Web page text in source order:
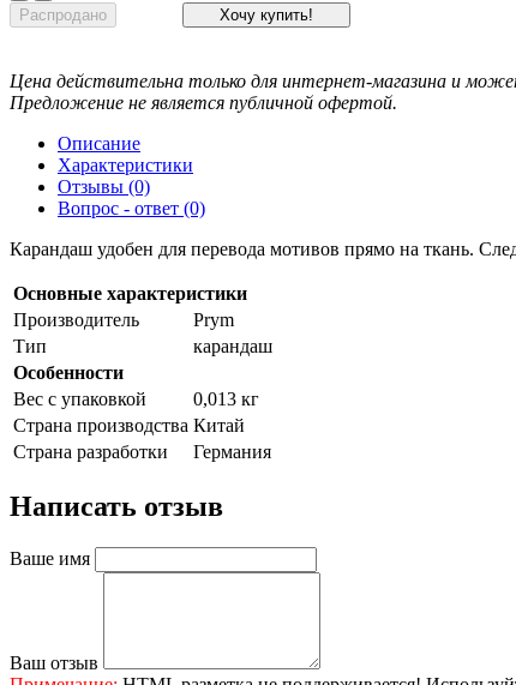
Распродано Хочу купить!
Цена действительна только для интернет-магазина и
Предложение не является публичной офертой.
Описание
Характеристики
Отзывы (0)
Вопрос - ответ (0)
Карандаш удобен для перевода мотивов прямо на ткань.
Основные характеристики
Производитель
Prym
Тип
карандаш
Особенности
Вес с упаковкой
0,013 кг
Страна производства Китай
Страна разработки
Германия
Написать отзыв
Ваше имя
Ваш отзыв